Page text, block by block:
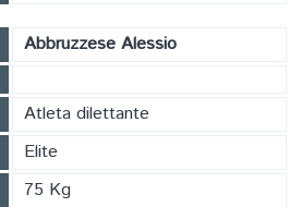
Abbruzzese Alessio
Atleta dilettante
Elite
75 Kg